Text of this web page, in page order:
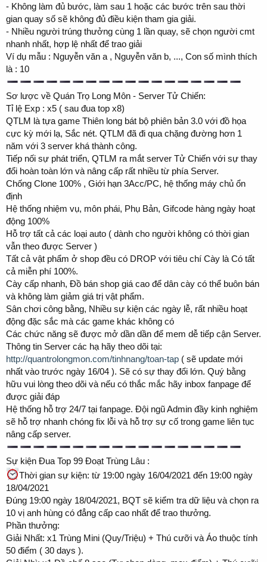
- Không làm đủ bước, làm sau 1 hoặc các bước trên sau thời
gian quay số sẽ không đủ điều kiện tham gia giải.
- Nhiều người trúng thưởng cùng 1 lần quay, sẽ chọn người cmt
nhanh nhất, hợp lệ nhất để trao giải
Ví dụ mẫu : Nguyễn văn a , Nguyễn văn b, ..., Con số mình thích
là : 10
Sơ lược về Quán Trọ Long Môn - Server Tử Chiến:
Tỉ lệ Exp : x5 ( sau đua top x8)
QTLM là tựa game Thiên long bát bộ phiên bản 3.0 với đồ họa
cực kỳ mới lạ, Sắc nét. QTLM đã đi qua chặng đường hơn 1
năm với 3 server khá thành công.
Tiếp nối sự phát triển, QTLM ra mắt server Tử Chiến với sự thay
đổi hoàn toàn lớn và nâng cấp rất nhiều từ phía Server.
Chống Clone 100% , Giới hạn 3Acc/PC, hệ thống máy chủ ổn
định
Hệ thống nhiệm vụ, môn phái, Phụ Bản, Gifcode hàng ngày hoạt
động 100%
Hỗ trợ tất cả các loại auto ( dành cho người không có thời gian
vẫn theo được Server )
Tất cả vật phẩm ở shop đều có DROP với tiêu chí Cày là Có tất
cả miễn phí 100%.
Cày cấp nhanh, Đồ bán shop giá cao để dân cày có thể buôn bán
và không làm giảm giá trị vật phẩm.
Sân chơi công bằng, Nhiều sự kiện các ngày lễ, rất nhiều hoạt
động đặc sắc mà các game khác không có
Các chức năng sẽ được mở dần dần để mem dễ tiếp cận Server.
Thông tin Server các hạ hãy theo dõi tại:
http://quantrolongmon.com/tinhnang/toan-tap ( sẽ update mới
nhất vào trước ngày 16/04 ). Sẽ có sự thay đổi lớn. Quý bằng
hữu vui lòng theo dõi và nếu có thắc mắc hãy inbox fanpage để
được giải đáp
Hệ thống hỗ trợ 24/7 tại fanpage. Đội ngũ Admin đầy kinh nghiệm
sẽ hỗ trợ nhanh chóng fix lỗi và hỗ trợ sự cố trong game liên tục
nâng cấp server.
Sự kiện Đua Top 99 Đoạt Trùng Lâu :
Thời gian sự kiện: từ 19:00 ngày 16/04/2021 đến 19:00 ngày
18/04/2021
Đúng 19:00 ngày 18/04/2021, BQT sẽ kiểm tra dữ liệu và chọn ra
10 vị anh hùng có đẳng cấp cao nhất để trao thưởng.
Phần thưởng:
Giải Nhất: x1 Trùng Mini (Quy/Triệu) + Thú cưỡi và Áo thuộc tính
50 điểm ( 30 days ).